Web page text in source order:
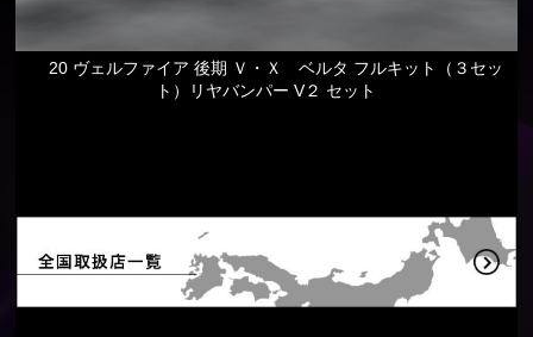
20 ヴェルファイア 後期 Ｖ・Ｘ ベルタ フルキット（３セッ
ト）リヤバンパー V２ セット